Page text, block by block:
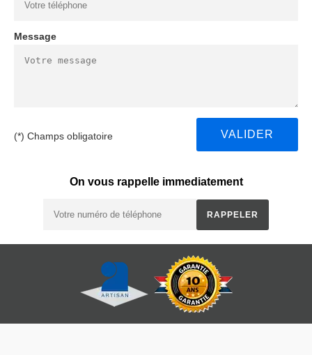
Message
(*) Champs obligatoire
On vous rappelle immediatement